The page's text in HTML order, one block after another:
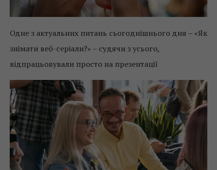
Одне з актуальних питань сьогоднішнього дня – «Як
знімати веб-серіали?» – судячи з усього,
відпрацьовували просто на презентації